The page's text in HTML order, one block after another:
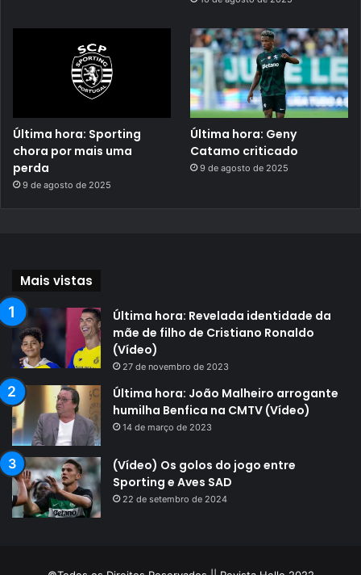
Última hora: Sporting
chora por mais uma
perda
9 de agosto de 2025
Última hora: Geny
Catamo criticado
9 de agosto de 2025
Mais vistas
Última hora: Revelada identidade da
mãe de filho de Cristiano Ronaldo
(Vídeo)
27 de novembro de 2023
Última hora: João Malheiro arrogante
humilha Benfica na CMTV (Vídeo)
14 de março de 2023
(Vídeo) Os golos do jogo entre
Sporting e Aves SAD
22 de setembro de 2024